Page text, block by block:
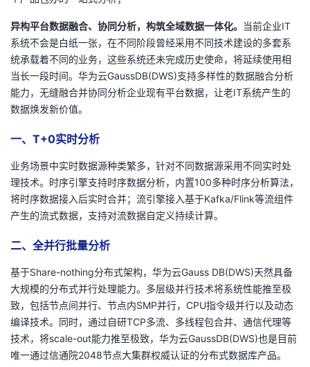
的
课
程
我
的
认
我
的
验
我
收
藏
技
术
支
的
云
声
议
异构平台数据融合、协同分析，构筑全域数据一体化。 当前企业IT
系统不会是白纸一张，在不同阶段曾经采用不同技术建设的多套系
统承载着不同的业务，这些系统还未完成历史使命，将延续使用相
当长一段时间。华为云GaussDB(DWS)支持多样性的数据融合分析
能力，无缝融合并协同分析企业现有平台数据，让老IT系统产生的
数据焕发新价值。
一、T+0实时分析
业务场景中实时数据源种类繁多，针对不同数据源采用不同实时处
理技术。时序引擎支持时序数据分析，内置100多种时序分析算法，
将时序数据接入后实时合并；流引擎接入基于Kafka/Flink等流组件
产生的流式数据，支持对流数据自定义持续计算。
二、全并行批量分析
基于Share-nothing分布式架构，华为云Gauss DB(DWS)天然具备
大规模的分布式并行处理能力。多层级并行技术将系统性能推至极
致，包括节点间并行、节点内SMP并行，CPU指令级并行以及动态
编译技术。同时，通过自研TCP多流、多线程包合并、通信代理等
技术，将scale-out能力推至极致，华为云GaussDB(DWS)也是目前
唯一通过信通院2048节点大集群权威认证的分布式数据库产品。